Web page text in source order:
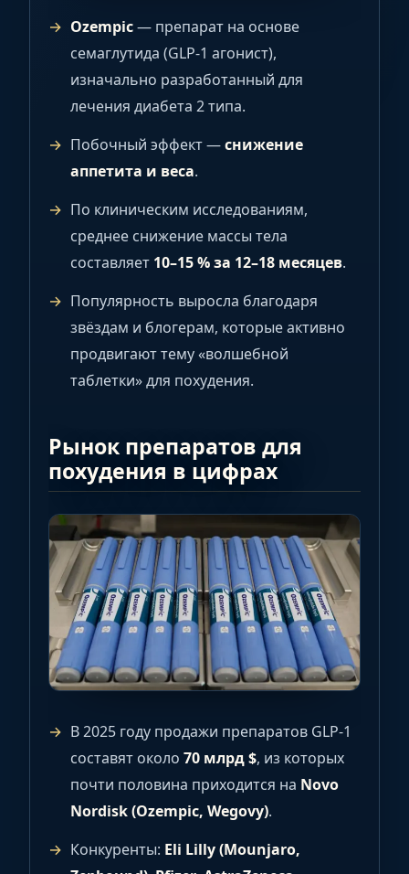
Ozempic— препарат на основе
семаглутида (GLP-1 агонист),
изначально разработанный для
лечения диабета 2 типа.
Побочный эффект —снижение
аппетита и веса.
По клиническим исследованиям,
среднее снижение массы тела
составляет 10–15 % за 12–18 месяцев.
Популярность выросла благодаря
звёздам и блогерам, которые активно
продвигают тему «волшебной
таблетки» для похудения.
Рынок препаратов для
похудения в цифрах
В 2025 году продажи препаратов GLP-1
составят около 70 млрд $, из которых
почти половина приходится на Novo
Nordisk (Ozempic, Wegovy).
Конкуренты: Eli Lilly (Mounjaro,